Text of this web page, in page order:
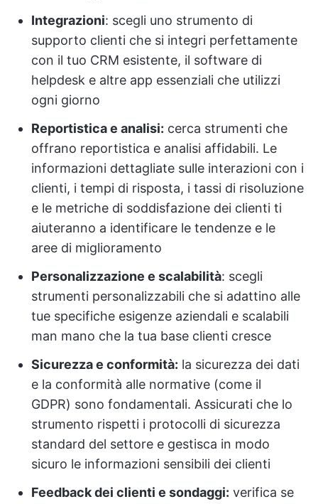
Integrazioni: scegli uno strumento di
supporto clienti che si integri perfettamente
con il tuo CRM esistente, il software di
helpdesk e altre app essenziali che utilizzi
ogni giorno
Reportistica e analisi: cerca strumenti che
offrano reportistica e analisi affidabili. Le
informazioni dettagliate sulle interazioni con i
clienti, i tempi di risposta, i tassi di risoluzione
e le metriche di soddisfazione dei clienti ti
aiuteranno a identificare le tendenze e le
aree di miglioramento
Personalizzazione e scalabilità: scegli
strumenti personalizzabili che si adattino alle
tue specifiche esigenze aziendali e scalabili
man mano che la tua base clienti cresce
Sicurezza e conformità: la sicurezza dei dati
e la conformità alle normative (come il
GDPR) sono fondamentali. Assicurati che lo
strumento rispetti i protocolli di sicurezza
standard del settore e gestisca in modo
sicuro le informazioni sensibili dei clienti
Feedback dei clienti e sondaggi: verifica se